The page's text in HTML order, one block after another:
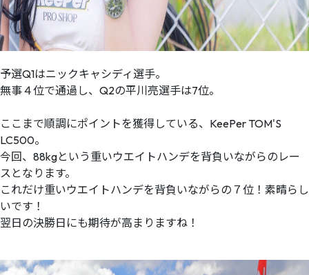
予選Q1はニックキャシディ選手。
無事４位で通過し、Q2の平川亮選手は7位。
ここまで順調にポイントを獲得している、KeePer TOM'S
LC500。
今回、88kgという重いウエイトハンデを背負いながらのレー
スとなります。
これだけ重いウエイトハンデを背負いながらの７位！素晴らし
いです！
翌日の決勝日にも期待が高まりますね！